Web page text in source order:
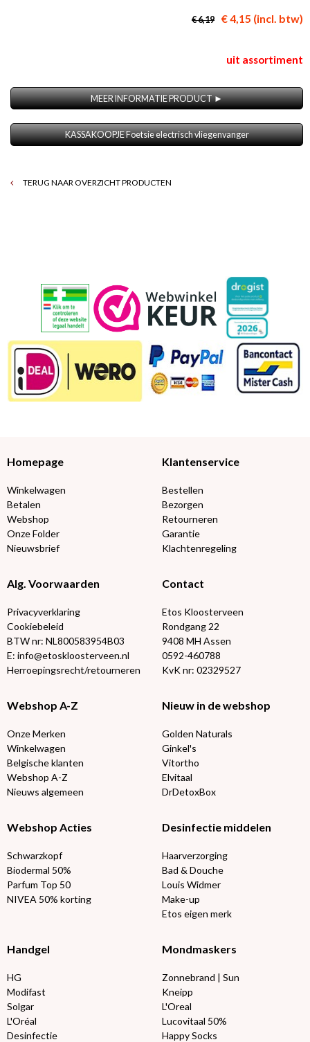
€ 6,19 € 4,15 (incl. btw)
uit assortiment
MEER INFORMATIE PRODUCT ►
KASSAKOOPJE Foetsie electrisch vliegenvanger
TERUG NAAR OVERZICHT PRODUCTEN
Homepage
Winkelwagen
Betalen
Webshop
Onze Folder
Nieuwsbrief
Klantenservice
Bestellen
Bezorgen
Retourneren
Garantie
Klachtenregeling
Alg. Voorwaarden
Privacyverklaring
Cookiebeleid
BTW nr: NL800583954B03
E: info@etoskloosterveen.nl
Herroepingsrecht/retourneren
Contact
Etos Kloosterveen
Rondgang 22
9408 MH Assen
0592-460788
KvK nr: 02329527
Webshop A-Z
Onze Merken
Winkelwagen
Belgische klanten
Webshop A-Z
Nieuws algemeen
Nieuw in de webshop
Golden Naturals
Ginkel's
Vitortho
Elvitaal
DrDetoxBox
Webshop Acties
Schwarzkopf
Biodermal 50%
Parfum Top 50
NIVEA 50% korting
Desinfectie middelen
Haarverzorging
Bad & Douche
Louis Widmer
Make-up
Etos eigen merk
Handgel
HG
Modifast
Solgar
L'Oréal
Desinfectie
Mondmaskers
Zonnebrand | Sun
Kneipp
L'Oreal
Lucovitaal 50%
Happy Socks